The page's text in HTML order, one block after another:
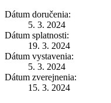
Dátum doručenia:
5. 3. 2024
Dátum splatnosti:
19. 3. 2024
Dátum vystavenia:
5. 3. 2024
Dátum zverejnenia:
15. 3. 2024